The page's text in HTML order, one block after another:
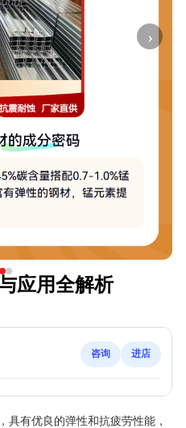
›
应用全解析
咨询 进店
具有优良的弹性和抗疲劳性能，